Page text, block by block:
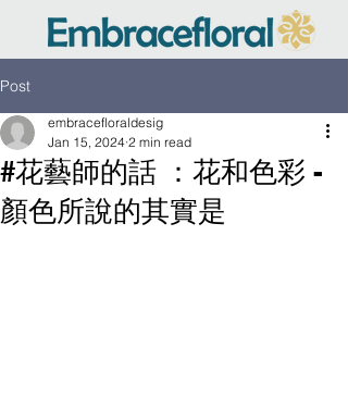
Post
#花藝師的話 ：花和色彩 -
顏色所說的其實是
embracefloraldesig
Jan 15, 2024 2 min read